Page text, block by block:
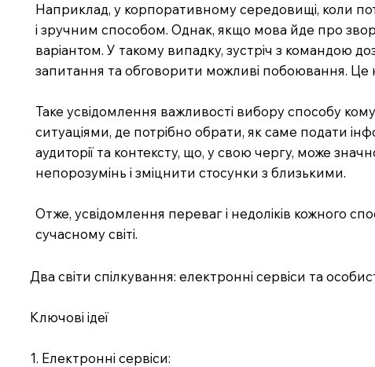
Наприклад, у корпоративному середовищі, коли
і зручним способом. Однак, якщо мова йде про
варіантом. У такому випадку, зустріч з командою
запитання та обговорити можливі побоювання. Це
Таке усвідомлення важливості вибору способу
ситуаціями, де потрібно обрати, як саме подати
аудиторії та контексту, що, у свою чергу, може
непорозумінь і зміцнити стосунки з близькими.
Отже, усвідомлення переваг і недоліків кожного
сучасному світі.
Два світи спілкування: електронні сервіси та
Ключові ідеї
1. Електронні сервіси: